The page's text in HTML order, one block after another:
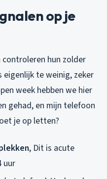
op je
controleren hun zolder
eigenlijk te weinig, zeker
week hebben we hier
gehad, en mijn telefoon
je op letten?
, Dit is acute
uur